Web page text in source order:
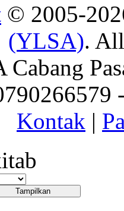
© 2005-
(YLSA).
Cabang
Kontak |